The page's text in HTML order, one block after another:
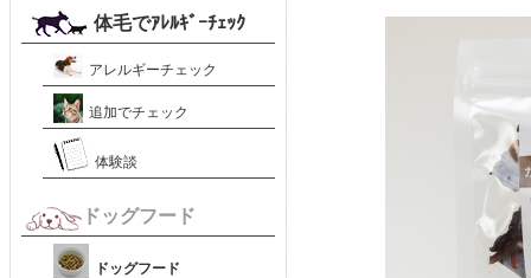
体毛でｱﾚﾙｷﾞｰﾁｪｯｸ
アレルギーチェック
追加でチェック
体験談
ドッグフード
ドッグフード